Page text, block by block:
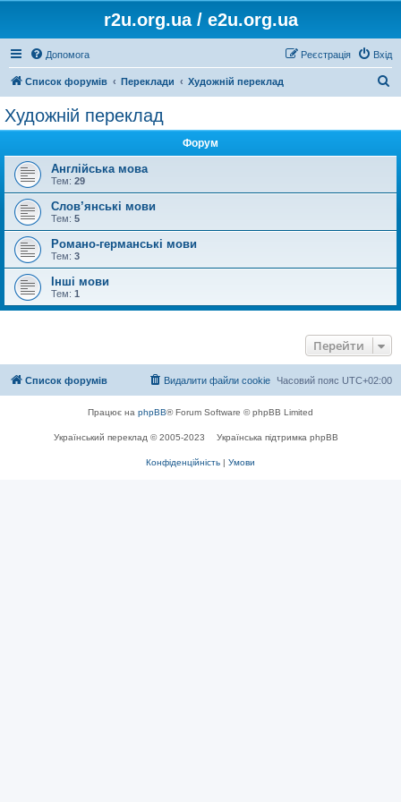
r2u.org.ua / e2u.org.ua
Допомога Вхід
Реєстрація
Список форумів Переклади Художній переклад
Художній переклад
Форум
Англійська мова
Тем: 29
Слов’янські мови
Тем: 5
Романо-германські мови
Тем: 3
Інші мови
Тем: 1
Перейти
Список форумів Часовий пояс UTC+02:00
Видалити файли cookie
Працює на phpBB® Forum Software © phpBB Limited
Український переклад © 2005-2023 Українська підтримка phpBB
Конфіденційність | Умови